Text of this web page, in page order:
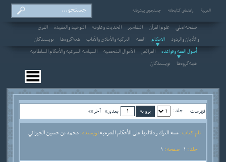
العربیة راهنمای کتابخانه جستجوی پیشرفته
صفحه‌اصلی علوم القرآن التفاسير الحديث وعلومه التوحيد والعقيدة
الفرق
والأديان والردود
الاحکام الفقه التزكية والأخلاق والآداب همه‌گروه‌ها
نویسندگان
أصول الفقه وقواعده
الفرائض الأحوال الشخصية
السياسة الشرعية والأحكام السلطانية
همه‌گروه‌ها
نویسندگان
فهرست جلد : بعدی» آخر»»
نام کتاب :سنة الترك ودلالتها على الأحكام الشرعيةنویسنده :محمد بن حسين الجيزاني
جلد :
صفحه :